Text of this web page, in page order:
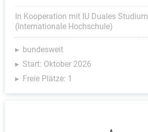
In Kooperation mit IU Duales Studium
(Internationale Hochschule)
bundesweit
Start: Oktober 2026
Freie Plätze: 1